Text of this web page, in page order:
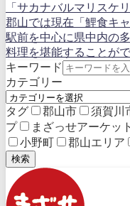
「サカナバルマリスケ
郡山では現在「鯉食キ
駅前を中心に県中内の
料理を堪能することが
キーワード
カテゴリー
タグ 郡山市 須賀川
プ
まざっせアーケット
小野町
郡山エリア
検索